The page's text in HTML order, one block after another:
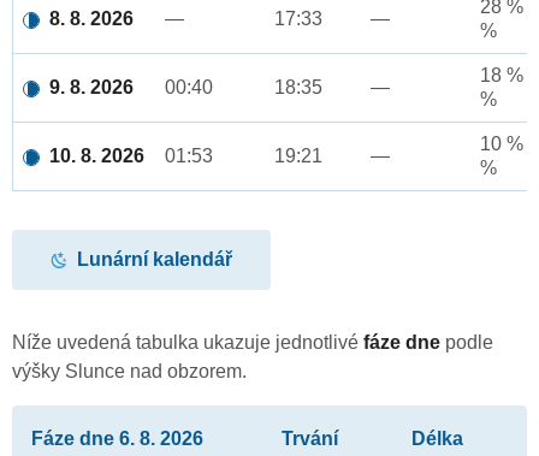
8. 8. 2026 — 17:33 —
28 %
%
9. 8. 2026 00:40 18:35 —
18 %
%
10. 8. 2026 01:53 19:21 —
10 %
%
Lunární kalendář
Níže uvedená tabulka ukazuje jednotlivé fáze dne podle
výšky Slunce nad obzorem.
Fáze dne 6. 8. 2026 Trvání Délka